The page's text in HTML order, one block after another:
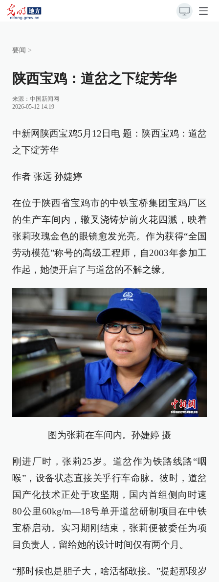
要闻 >
陕西宝鸡：道岔之下绽芳华
来源： 中国新闻网
2026-05-12 14:19
中新网陕西宝鸡5月12日电 题：陕西宝鸡：道岔
之下绽芳华
作者 张远 孙婕婷
在位于陕西省宝鸡市的中铁宝桥集团宝鸡厂区
的生产车间内，辙叉浇铸炉前火花四溅，映着
张莉玫瑰金色的眼镜愈发光亮。作为获得“全国
劳动模范”称号的高级工程师，自2003年参加工
作起，她便开启了与道岔的不解之缘。
图为张莉在车间内。孙婕婷 摄
刚进厂时，张莉25岁。道岔作为铁路线路“咽
喉”，设备状态直接关乎行车命脉。彼时，道岔
国产化技术正处于攻坚期，国内首组侧向时速
80公里60kg/m—18号单开道岔研制项目在中铁
宝桥启动。实习期刚结束，张莉便被委任为项
目负责人，留给她的设计时间仅有两个月。
“那时候也是胆子大，啥活都敢接。”提起那段岁